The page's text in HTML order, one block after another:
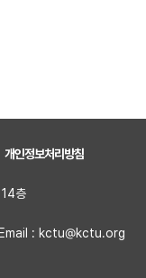
개인정보처리방침
층
: kctu@kctu.org